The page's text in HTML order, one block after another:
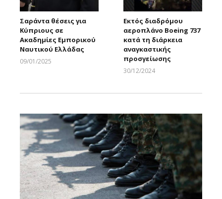
Σαράντα θέσεις για
Κύπριους σε
Ακαδημίες Εμπορικού
Ναυτικού Ελλάδας
09/01/2025
Εκτός διαδρόμου
αεροπλάνο Boeing 737
κατά τη διάρκεια
αναγκαστικής
προσγείωσης
30/12/2024